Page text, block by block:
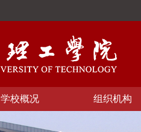
学校概况 组织机构